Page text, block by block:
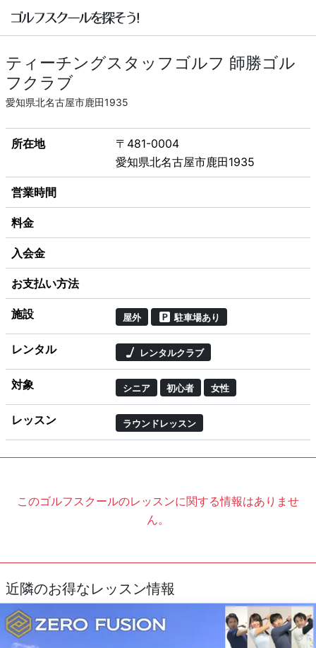
ティーチングスタッフゴルフ 師勝ゴル
フクラブ
愛知県北名古屋市鹿田1935
所在地
〒481-0004
愛知県北名古屋市鹿田1935
営業時間
料金
入会金
お支払い方法
施設 屋外 駐車場あり
レンタル レンタルクラブ
対象 シニア 初心者 女性
レッスン ラウンドレッスン
このゴルフスクールのレッスンに関する情報はありませ
ん。
近隣のお得なレッスン情報